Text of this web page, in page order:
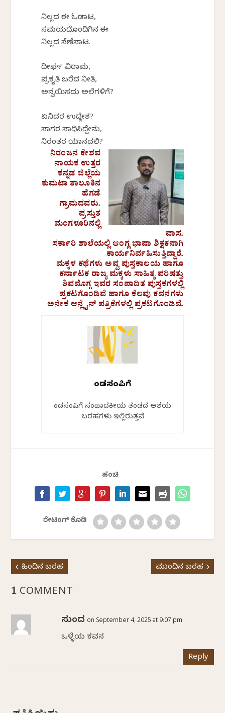
ನಿಲ್ಲದ ಈ ಓಡಾಟ,
ಸಮಯದೊಂದಿಗಿನ ಈ
ನಿಲ್ಲದ ಸೆಣೆಸಾಟ.
ದೀರ್ಘ ವಿರಾಮ,
ಪ್ರಕೃತಿ ಬರೆದ ನೀತಿ,
ಅನ್ವಯಿಸದು ಅಲೆಗಳಿಗೆ?
ಏನಿದರ ಉದ್ದೇಶ?
ಸಾಗರ ಸಾಧಿಸಿದ್ದೇನು,
ನಿರಂತರ ಯಾನದಲಿ?
ನಿರಂಜನ ಕೇಶವ
ನಾಯಕ ಉತ್ತರ
ಕನ್ನಡ ಜಿಲ್ಲೆಯ
ಕುಮಟಾ ತಾಲೂಕಿನ
ಹೆಗಡೆ
ಗ್ರಾಮದವರು.
ಪ್ರಸ್ತುತ
ಮಂಗಳೂರಿನಲ್ಲಿ
ವಾಸ.
ಸರ್ಕಾರಿ ಶಾಲೆಯಲ್ಲಿ ಆಂಗ್ಲ ಭಾಷಾ ಶಿಕ್ಷಕನಾಗಿ
ಕಾರ್ಯನಿರ್ವಹಿಸುತ್ತಿದ್ದಾರೆ.
ಮಕ್ಕಳ ಕಥೆಗಳು ಅವ್ವ ಪುಸ್ತಕಾಲಯ ಹಾಗೂ
ಕರ್ನಾಟಕ ರಾಜ್ಯ ಮಕ್ಕಳು ಸಾಹಿತ್ಯ ಪರಿಷತ್ತು
ಶಿವಮೊಗ್ಗ ಇವರ ಸಂಪಾದಿತ ಪುಸ್ತಕಗಳಲ್ಲಿ
ಪ್ರಕಟಗೊಂಡಿವೆ ಹಾಗೂ ಕೆಲವು ಕವನಗಳು
ಅನೇಕ ಆನ್ಲೈನ್ ಪತ್ರಿಕೆಗಳಲ್ಲಿ ಪ್ರಕಟಗೊಂಡಿವೆ.
ಕೆಂಡಸಂಪಿಗೆ
ಕೆಂಡಸಂಪಿಗೆ ಸಂಪಾದಕೀಯ ತಂಡದ ಆಶಯ
ಬರಹಗಳು ಇಲ್ಲಿರುತ್ತವೆ
ಹಂಚಿ
ರೇಟಿಂಗ್ ಕೊಡಿ
ಹಿಂದಿನ ಬರಹ ಮುಂದಿನ ಬರಹ
1 COMMENT
ಸುಂದರಿ on September 4, 2025 at 9:07 pm
ಒಳ್ಳೆಯ ಕವನ
Reply